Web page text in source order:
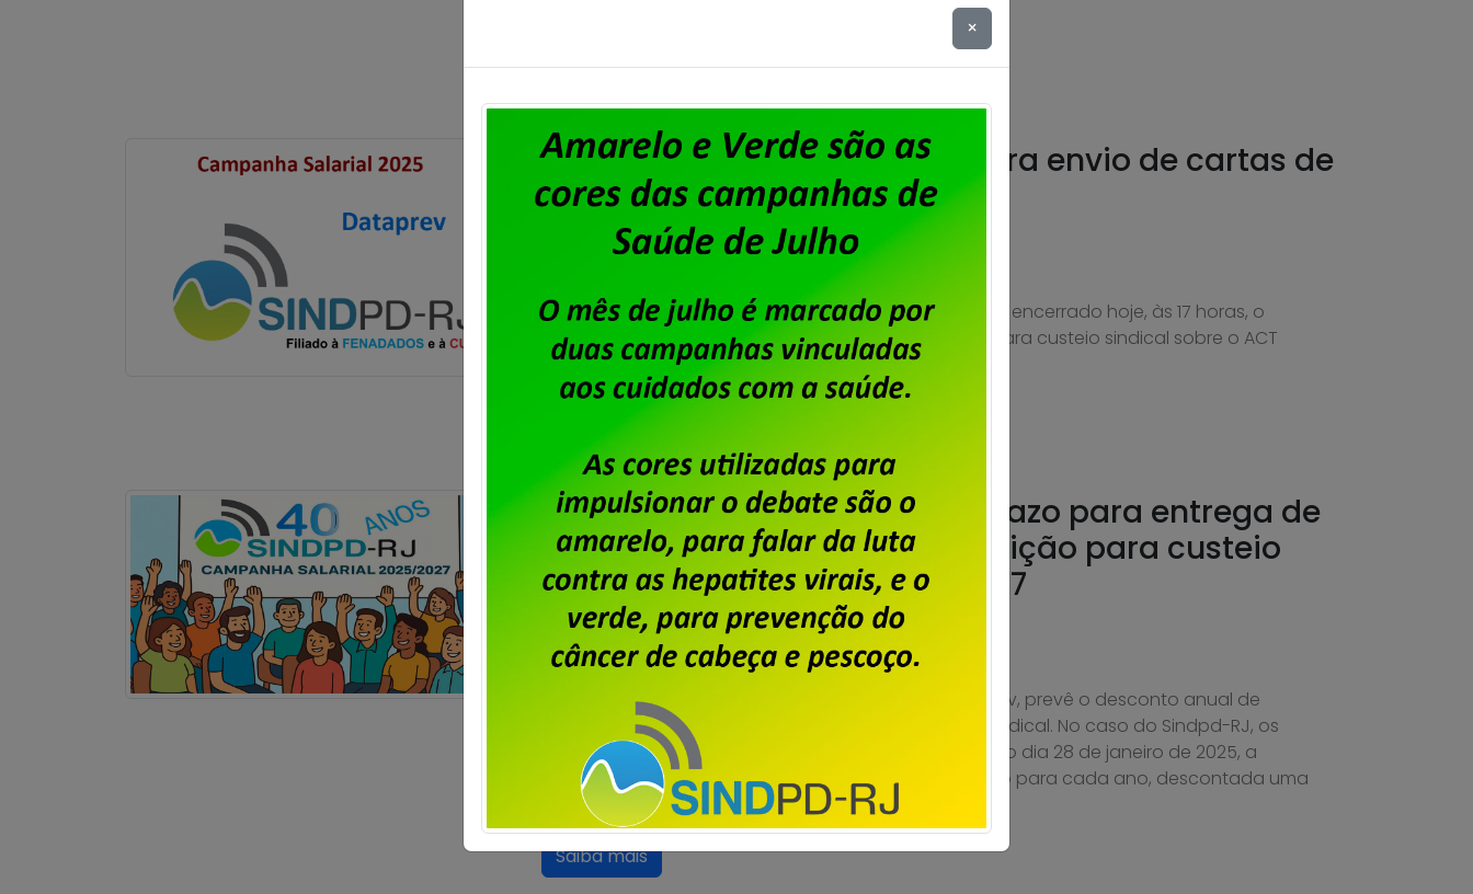
Saiba mais
Dataprev: encerrado prazo para envio de cartas de
oposição
Publicado por Imprensaem 05/09/2025.
Conforme matéria publicada no dia 28 de agosto, foi encerrado hoje, às 17 horas, o
recebimento de cartas de oposição à contribuição para custeio sindical sobre o ACT
2025/2027 relativa ao ano corrente (2025).
Saiba mais
Dataprev – Sindpd-RJ abre prazo para entrega de
cartas de oposição à contribuição para custeio
sindical sobre o ACT 2025/2027
Publicado porImprensaem29/08/2025.
O Acordo Coletivo de Trabalho 2025/2027 da Dataprev, prevê o desconto anual de
percentual acordado em assembleia para Custeio Sindical. No caso do Sindpd-RJ, os
trabalhadores aprovaram, em assembleia realizada no dia 28 de janeiro de 2025, a
contribuição equivalente a 50% de um dia de trabalho para cada ano, descontada uma
única vez. O […]
Saiba mais
×